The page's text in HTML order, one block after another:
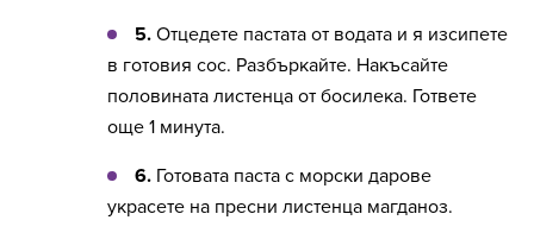
5. Отцедете пастата от водата и я изсипете
в готовия сос. Разбъркайте. Накъсайте
половината листенца от босилека. Гответе
още 1 минута.
6. Готовата паста с морски дарове
украсете на пресни листенца магданоз.